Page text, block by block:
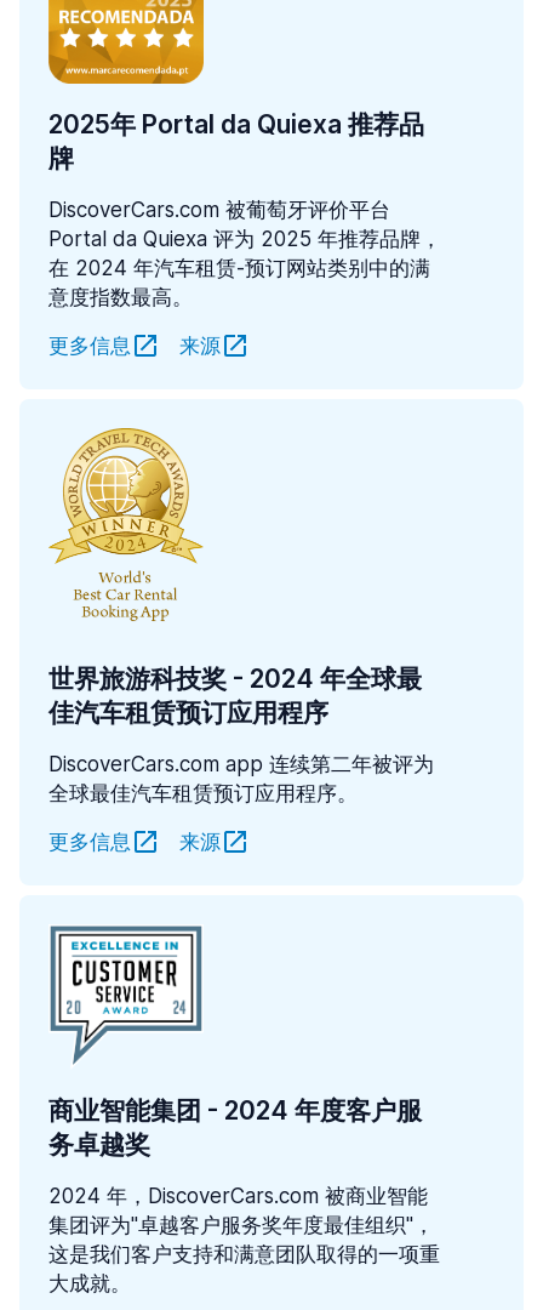
2025年 Portal da Quiexa 推荐品
牌
DiscoverCars.com 被葡萄牙评价平台
Portal da Quiexa 评为 2025 年推荐品牌，
在 2024 年汽车租赁-预订网站类别中的满
意度指数最高。
更多信息
来源
世界旅游科技奖 - 2024 年全球最
佳汽车租赁预订应用程序
DiscoverCars.com app 连续第二年被评为
全球最佳汽车租赁预订应用程序。
更多信息
来源
商业智能集团 - 2024 年度客户服
务卓越奖
2024 年，DiscoverCars.com 被商业智能
集团评为"卓越客户服务奖年度最佳组织"，
这是我们客户支持和满意团队取得的一项重
大成就。